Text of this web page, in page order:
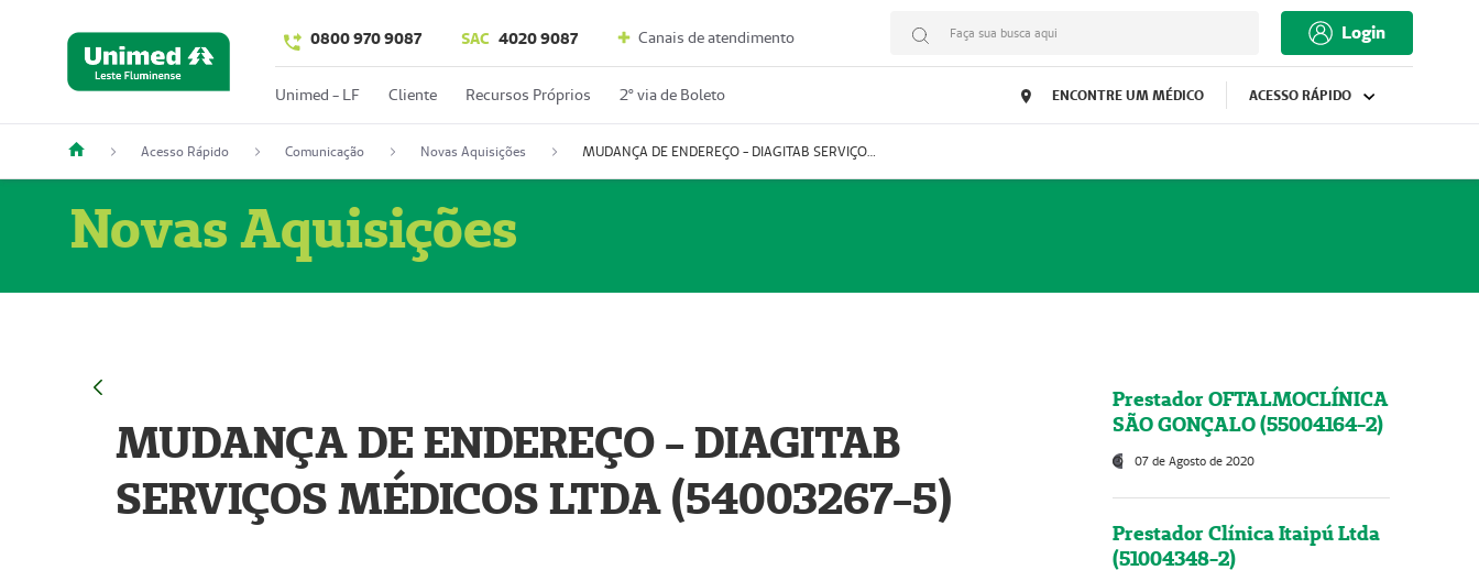
0800 970 9087 SAC 4020 9087 Canais de atendimento Faça sua busca aqui Login
Unimed - LF Cliente Recursos Próprios 2º via de Boleto ENCONTRE UM MÉDICO ACESSO RÁPIDO
Acesso Rápido Comunicação Novas Aquisições MUDANÇA DE ENDEREÇO - DIAGITAB SERVIÇOS MÉDICOS LTDA (54003267-5)
Novas Aquisições
MUDANÇA DE ENDEREÇO - DIAGITAB
SERVIÇOS MÉDICOS LTDA (54003267-5)
Prestador OFTALMOCLÍNICA
SÃO GONÇALO (55004164-2)
07 de Agosto de 2020
Prestador Clínica Itaipú Ltda
(51004348-2)